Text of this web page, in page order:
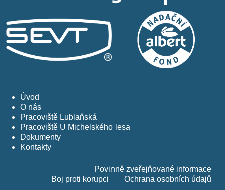
Úvod
O nás
Pracoviště Lublaňská
Pracoviště U Michelského lesa
Dokumenty
Kontakty
Povinně zveřejňované informace
Ochrana osobních údajů
Boj proti korupci